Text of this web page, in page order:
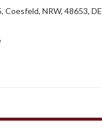
Coesfeld, NRW, 48653, DE